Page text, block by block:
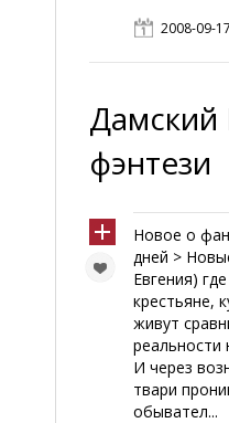
2008-09-
Дамский
фэнтези
Новое о
дней >
Евгения)
крестьяне,
живут
И через
твари
обывател...